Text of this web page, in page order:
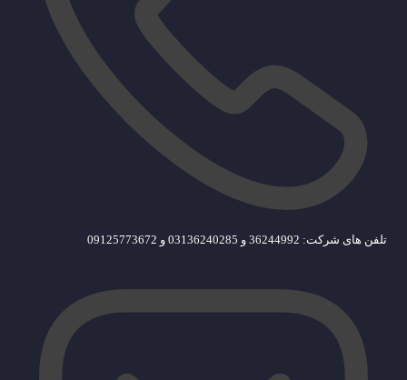
تلفن های شرکت: 36244992 و 03136240285 و 09125773672